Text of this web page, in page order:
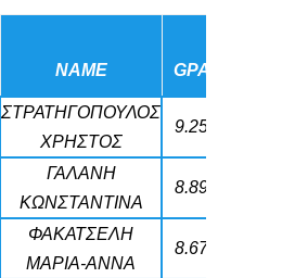
NAME GPA
ΣΤΡΑΤΗΓΟΠΟΥΛΟΣ
ΧΡΗΣΤΟΣ
9.25
ΓΑΛΑΝΗ
ΚΩΝΣΤΑΝΤΙΝΑ
8.89
ΦΑΚΑΤΣΕΛΗ
ΜΑΡΙΑ-ΑΝΝΑ
8.67